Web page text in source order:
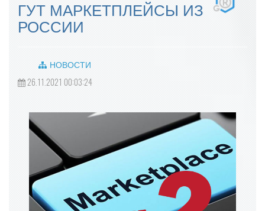
ГУТ МАРКЕТПЛЕЙСЫ ИЗ
РОССИИ
НОВОСТИ
26.11.2021 00:03:24